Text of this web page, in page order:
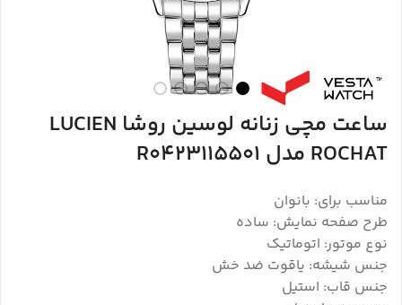
ساعت مچی زنانه لوسین روشا LUCIEN
ROCHAT مدل R0423115501
مناسب برای: بانوان
طرح صفحه نمایش: ساده
نوع موتور: اتوماتیک
جنس شیشه: یاقوت ضد خش
جنس قاب: استیل